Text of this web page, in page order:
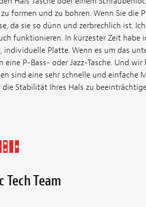
formen und zu bohren. Wenn Sie die
da sie so dünn und zerbrechlich ist.
funktionieren. In kürzester Zeit habe
Platte. Wenn es um das
P-Bass- oder Jazz-Tasche. Und wir
sind eine sehr schnelle und einfache
Stabilität Ihres Hals zu
Tech Team